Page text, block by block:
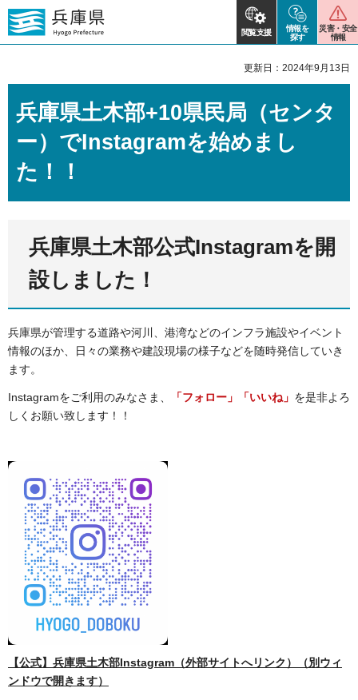
閲覧支援
情報を
探す
災害・安全
情報
更新日：2024年9月13日
兵庫県土木部+10県民局（センタ
ー）でInstagramを始めまし
た！！
兵庫県土木部公式Instagramを開
設しました！
兵庫県が管理する道路や河川、港湾などのインフラ施設やイベント
情報のほか、日々の業務や建設現場の様子などを随時発信していき
ます。
Instagramをご利用のみなさま、 「フォロー」「いいね」 を是非よろ
しくお願い致します！！
【公式】兵庫県土木部Instagram（外部サイトへリンク）（別ウィ
ンドウで開きます）